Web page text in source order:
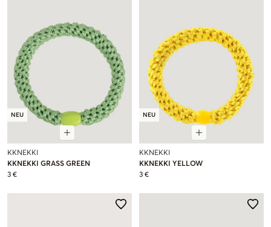
NEU
KKNEKKI
KKNEKKI GRASS GREEN
3 €
NEU
KKNEKKI
KKNEKKI YELLOW
3 €